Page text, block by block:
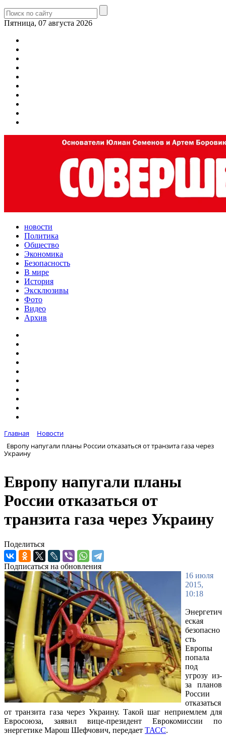
Пятница, 07 августа 2026
новости
Политика
Общество
Экономика
Безопасность
В мире
История
Эксклюзивы
Фото
Видео
Архив
Главная
Новости
Европу напугали планы России отказаться от транзита газа через
Украину
Европу напугали планы
России отказаться от
транзита газа через Украину
Поделиться
Подписаться на обновления
16 июля
2015,
10:18
Энергетич
еская
безопасно
сть
Европы
попала
под
угрозу из-
за планов
России
отказаться
от транзита газа через Украину. Такой шаг неприемлем для
Евросоюза, заявил вице-президент Еврокомиссии по
энергетике Марош Шефчович, передает ТАСС.